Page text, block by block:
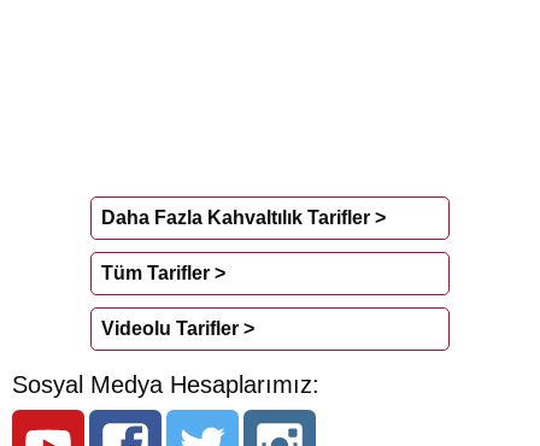
Daha Fazla Kahvaltılık Tarifler >
Tüm Tarifler >
Videolu Tarifler >
Sosyal Medya Hesaplarımız: